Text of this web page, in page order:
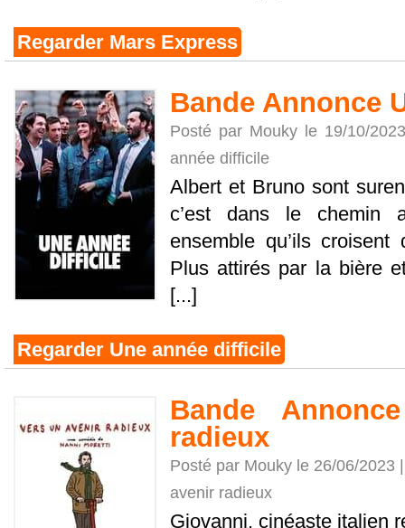
Regarder Mars Express
Bande Annonce
Posté par Mouky le 19/10/
année difficile
Albert et Bruno sont
c’est dans le chemin
ensemble qu’ils
Plus attirés par la bière
[...]
Regarder Une année difficile
Bande
radieux
Posté par Mouky le 26/06/2023
avenir radieux
Giovanni, cinéaste italien